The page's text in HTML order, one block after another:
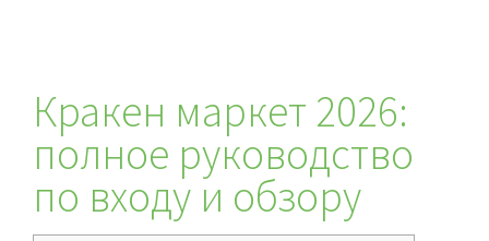
Кракен маркет 2026:
полное руководство
по входу и обзору